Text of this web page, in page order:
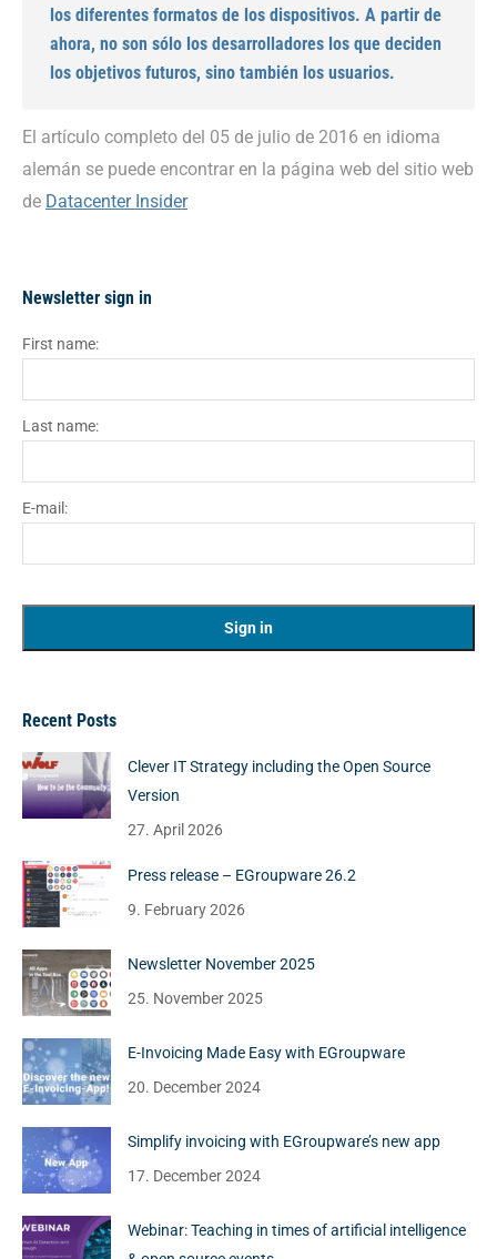
los diferentes formatos de los dispositivos. A partir de
ahora, no son sólo los desarrolladores los que deciden
los objetivos futuros, sino también los usuarios.
El artículo completo del 05 de julio de 2016 en idioma
alemán se puede encontrar en la página web del sitio web
de Datacenter Insider
Newsletter sign in
First name:
Last name:
E-mail:
Recent Posts
Clever IT Strategy including the Open Source
Version
27. April 2026
Press release – EGroupware 26.2
9. February 2026
Newsletter November 2025
25. November 2025
E-Invoicing Made Easy with EGroupware
20. December 2024
Simplify invoicing with EGroupware’s new app
17. December 2024
Webinar: Teaching in times of artificial intelligence